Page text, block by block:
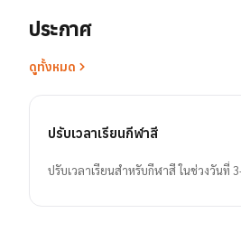
ประกาศ
ดูทั้งหมด
ปรับเวลาเรียนกีฬาสี
ปรับเวลาเรียนสำหรับกีฬาสี ในช่วงวันที่